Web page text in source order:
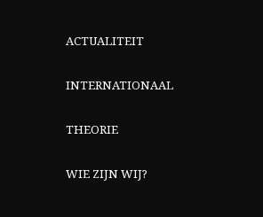
ACTUALITEIT
INTERNATIONAAL
THEORIE
WIE ZIJN WIJ?